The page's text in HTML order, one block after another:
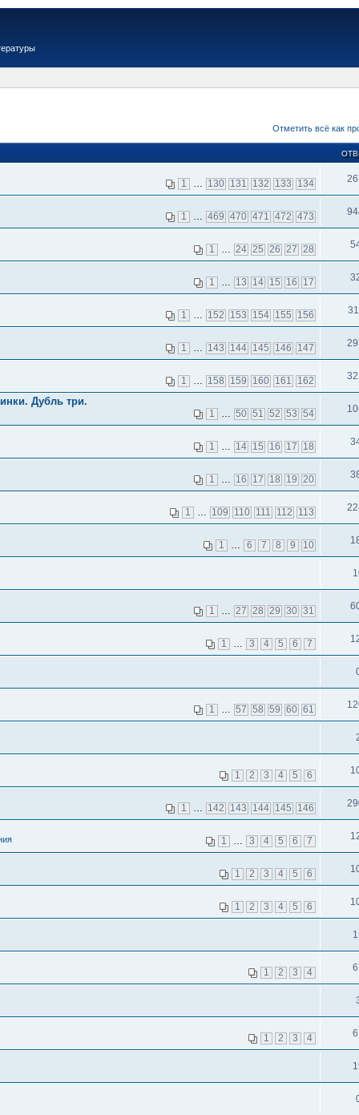
Отметить всё как
1 … 130 131 132 133 134
1 … 469 470 471 472 473
1 … 24 25 26 27 28
1 … 13 14 15 16 17
1 … 152 153 154 155 156
1 … 143 144 145 146 147
1 … 158 159 160 161 162
Дубль три.
1 … 50 51 52 53 54
1 … 14 15 16 17 18
1 … 16 17 18 19 20
1 … 109 110 111 112 113
1 … 6 7 8 9 10
1 … 27 28 29 30 31
1 … 3 4 5 6 7
1 … 57 58 59 60 61
1 2 3 4 5 6
1 … 142 143 144 145 146
1 … 3 4 5 6 7
1 2 3 4 5 6
1 2 3 4 5 6
1 2 3 4
1 2 3 4